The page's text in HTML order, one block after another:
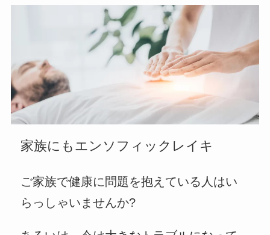
家族にもエンソフィックレイキ
ご家族で健康に問題を抱えている人はい
らっしゃいませんか?